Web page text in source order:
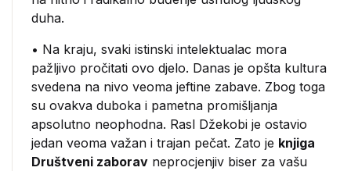
duha.
• Na kraju, svaki istinski intelektualac mora
pažljivo pročitati ovo djelo. Danas je opšta kultura
svedena na nivo veoma jeftine zabave. Zbog toga
su ovakva duboka i pametna promišljanja
apsolutno neophodna. Rasl Džekobi je ostavio
jedan veoma važan i trajan pečat. Zato je knjiga
Društveni zaborav neprocjenjiv biser za vašu